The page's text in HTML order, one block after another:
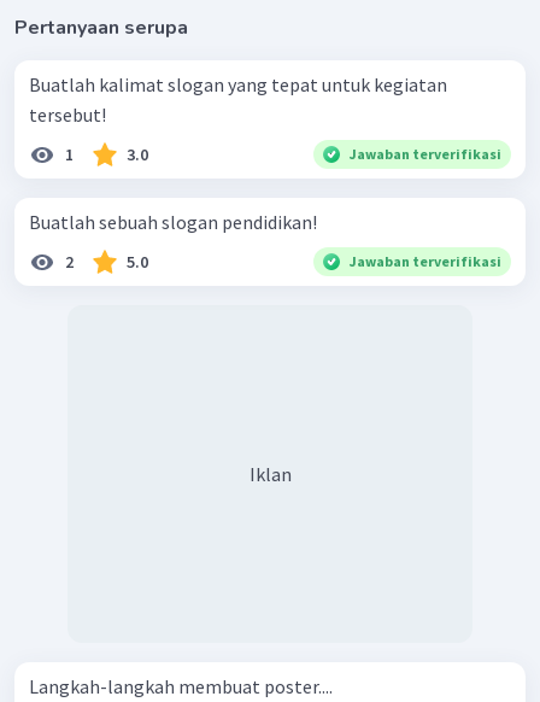
Pertanyaan serupa
Buatlah kalimat slogan yang tepat untuk kegiatan
tersebut!
1 3.0 Jawaban terverifikasi
Buatlah sebuah slogan pendidikan!
2 5.0 Jawaban terverifikasi
Iklan
Langkah-langkah membuat poster....